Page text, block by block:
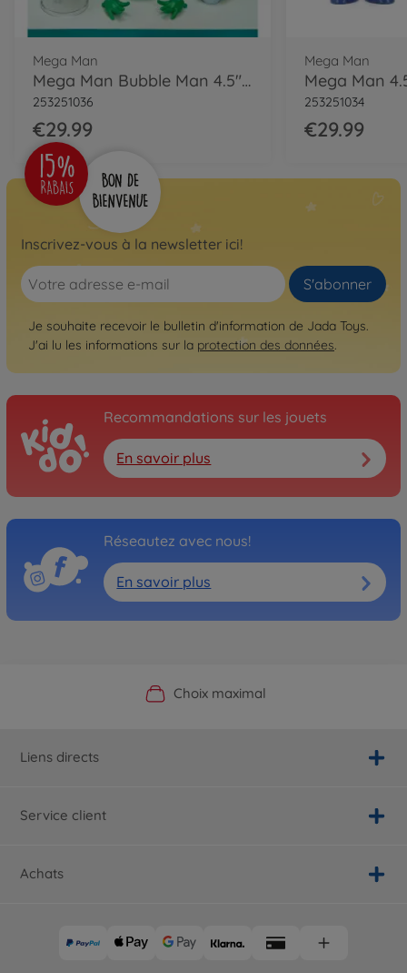
Mega Man
Mega Man Bubble Man 4.5" Figure
253251036
€29.99
Mega Man
Mega Man
253251034
€29.99
Inscrivez-vous à la newsletter ici!
S'abonner
Je souhaite recevoir le bulletin d'information de Jada Toys.
J'ai lu les informations sur la protection des données.
Recommandations sur les jouets
En savoir plus
Réseautez avec nous!
En savoir plus
Boutique officielle du fabricant
Choix maximal
Service personnalisé
Livraison rapide
Liens directs
Service client
Achats